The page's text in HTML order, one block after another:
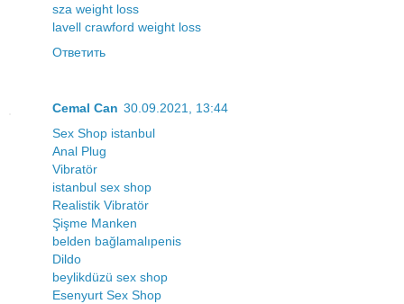
sza weight loss
lavell crawford weight loss
Ответить
Cemal Can 30.09.2021, 13:44
Sex Shop istanbul
Anal Plug
Vibratör
istanbul sex shop
Realistik Vibratör
Şişme Manken
belden bağlamalıpenis
Dildo
beylikdüzü sex shop
Esenyurt Sex Shop